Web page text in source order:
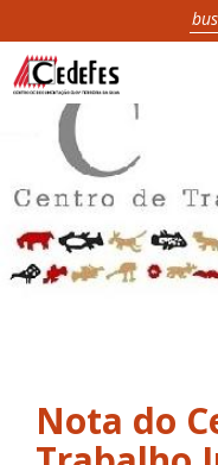
Nota do